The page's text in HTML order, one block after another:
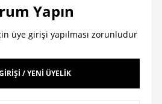
Yapın
üye girişi yapılması zorunludur
/ YENİ ÜYELİK